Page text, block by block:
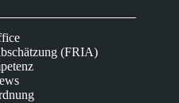
(FRIA)